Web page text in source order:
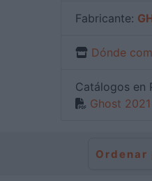
Fabricante:
Dónde
Catálogos en
Ghost 2021
Ordenar